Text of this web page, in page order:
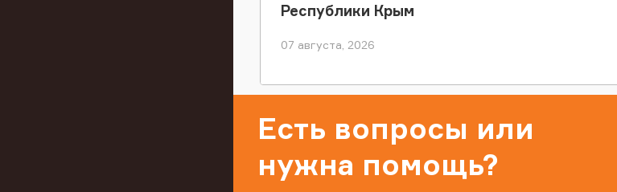
Республики Крым
07 августа, 2026
Есть вопросы или
нужна помощь?